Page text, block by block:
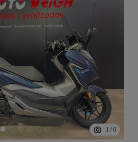
1 / 6